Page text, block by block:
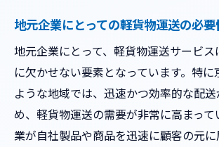
京都市特有の交通事情と運送の
お客様の期待に応える迅速な
高品質なサービスが信頼を築
運送業界の需要増加に応える京都
送サービス
増加する運送需要に対応する
地元企業にとっての軽貨物運送の必要
地元企業にとって、軽貨物運送サービ
に欠かせない要素となっています。特
ような地域では、迅速かつ効率的な配
め、軽貨物運送の需要が非常に高まって
業が自社製品や商品を迅速に顧客の元に